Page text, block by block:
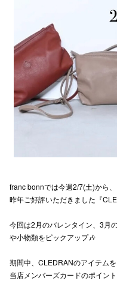
franc bonnでは今週2/7(土)から、
昨年ご好評いただきました『
今回は2月のバレンタイン、3月
や小物類をピックアップ🎶
期間中、CLEDRANのアイテムを
当店メンバーズカードのポイン